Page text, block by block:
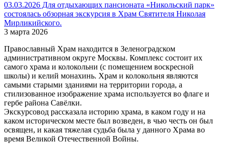
03.03.2026 Для отдыхающих пансионата «Никольский парк»
состоялась обзорная экскурсия в Храм Святителя Николая
Мирликийского.
3 марта 2026
Православный Храм находится в Зеленоградском
административном округе Москвы. Комплекс состоит их
самого храма и колокольни (с помещением воскресной
школы) и келий монахинь. Храм и колокольня являются
самыми старыми зданиями на территории города, а
стилизованное изображение храма используется во флаге и
гербе района Савёлки.
Экскурсовод рассказала историю храма, в каком году и на
каком историческом месте был возведен, в чью честь он был
освящен, и какая тяжелая судьба была у данного Храма во
время Великой Отечественной Войны.